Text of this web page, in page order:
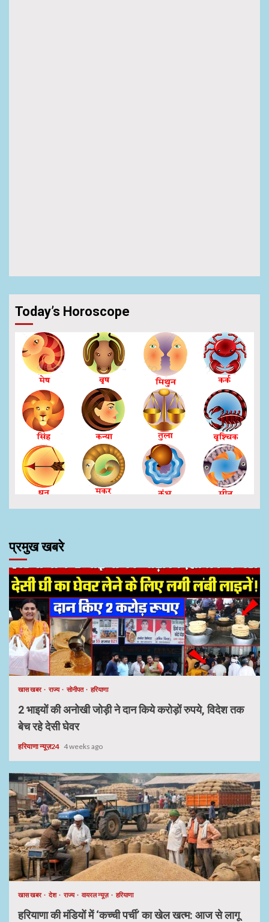
Today’s Horoscope
प्रमुख खबरे
खास खबर राज्य सोनीपत हरियाणा
2 भाइयों की अनोखी जोड़ी ने दान किये करोड़ों रुपये, विदेश तक
बेच रहे देसी घेवर
हरियाणा न्यूज़24 4 weeks ago
खास खबर देश राज्य वायरल न्यूज़ हरियाणा
हरियाणा की मंडियों में ‘कच्ची पर्ची’ का खेल खत्म: आज से लागू